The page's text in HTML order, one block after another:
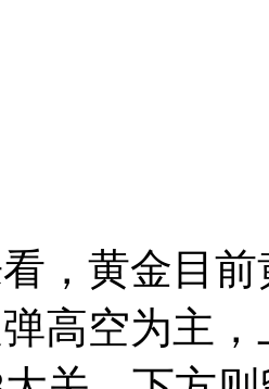
黄金目前
高空为主